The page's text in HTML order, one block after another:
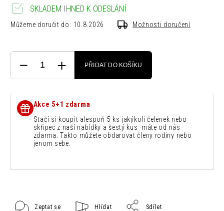
SKLADEM IHNED K ODESLÁNÍ
Můžeme doručit do: 10.8.2026 Možnosti doručení
PŘIDAT DO KOŠÍKU
Akce 5+1 zdarma
Stačí si koupit alespoň 5 ks jakýkoli čelenek nebo
skřipec z naší nabídky a šestý kus máte od nás
zdarma. Takto můžete obdarovat členy rodiny nebo
jenom sebe.
Zeptat se Hlídat Sdílet